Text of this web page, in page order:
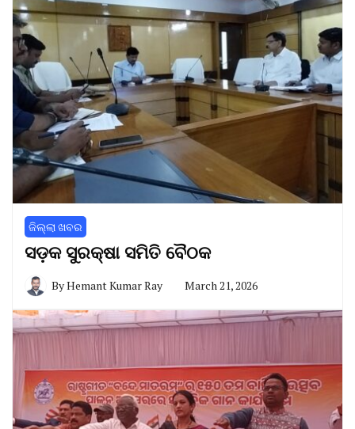
ଜିଲ୍ଲା ଖବର
ସଡ଼କ ସୁରକ୍ଷା ସମିତି ବୈଠକ
ByHemant Kumar Ray March 21, 2026